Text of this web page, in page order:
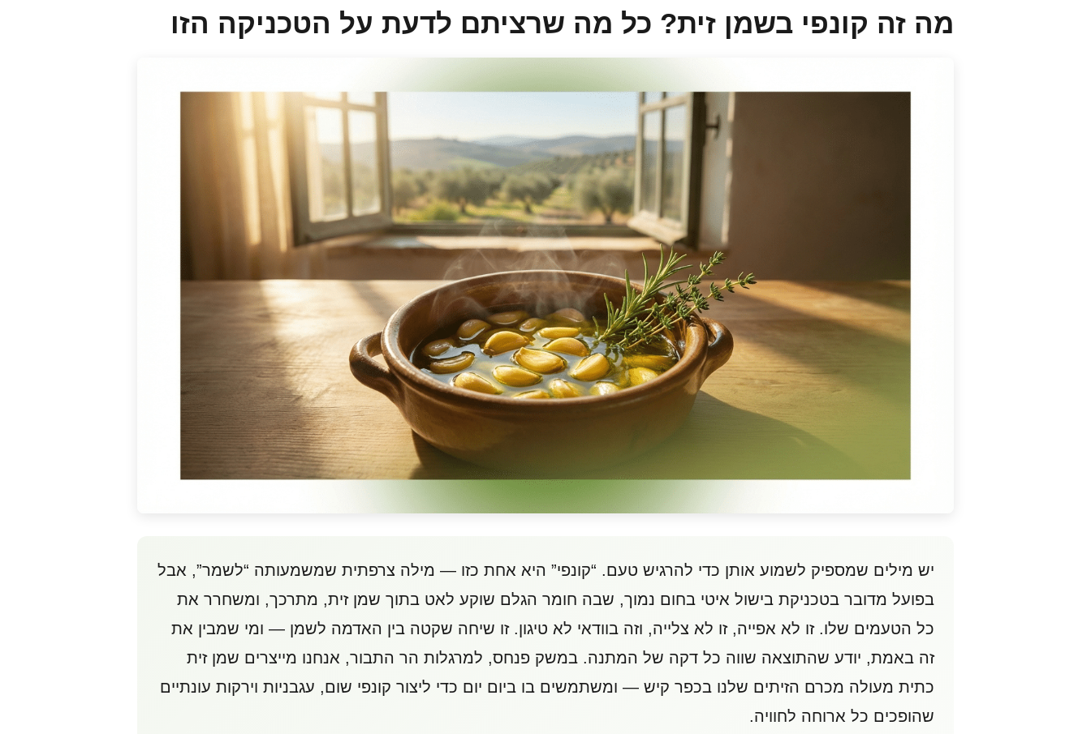
מה זה קונפי בשמן זית? כל מה שרציתם לדעת על הטכניקה הזו
יש מילים שמספיק לשמוע אותן כדי להרגיש טעם. “קונפי” היא אחת כזו — מילה צרפתית שמשמעותה “לשמר”, אבל
בפועל מדובר בטכניקת בישול איטי בחום נמוך, שבה חומר הגלם שוקע לאט בתוך שמן זית, מתרכך, ומשחרר את
כל הטעמים שלו. זו לא אפייה, זו לא צלייה, וזה בוודאי לא טיגון. זו שיחה שקטה בין האדמה לשמן — ומי שמבין את
זה באמת, יודע שהתוצאה שווה כל דקה של המתנה. במשק פנחס, למרגלות הר התבור, אנחנו מייצרים שמן זית
כתית מעולה מכרם הזיתים שלנו בכפר קיש — ומשתמשים בו ביום יום כדי ליצור קונפי שום, עגבניות וירקות עונתיים
שהופכים כל ארוחה לחוויה.